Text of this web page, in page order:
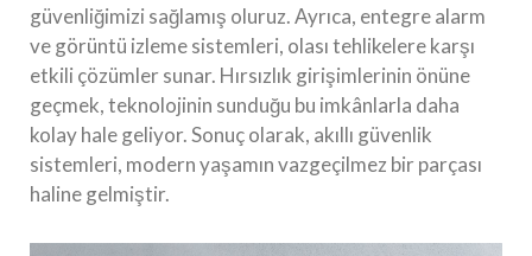
güvenliğimizi sağlamış oluruz. Ayrıca, entegre alarm
ve görüntü izleme sistemleri, olası tehlikelere karşı
etkili çözümler sunar. Hırsızlık girişimlerinin önüne
geçmek, teknolojinin sunduğu bu imkânlarla daha
kolay hale geliyor. Sonuç olarak, akıllı güvenlik
sistemleri, modern yaşamın vazgeçilmez bir parçası
haline gelmiştir.